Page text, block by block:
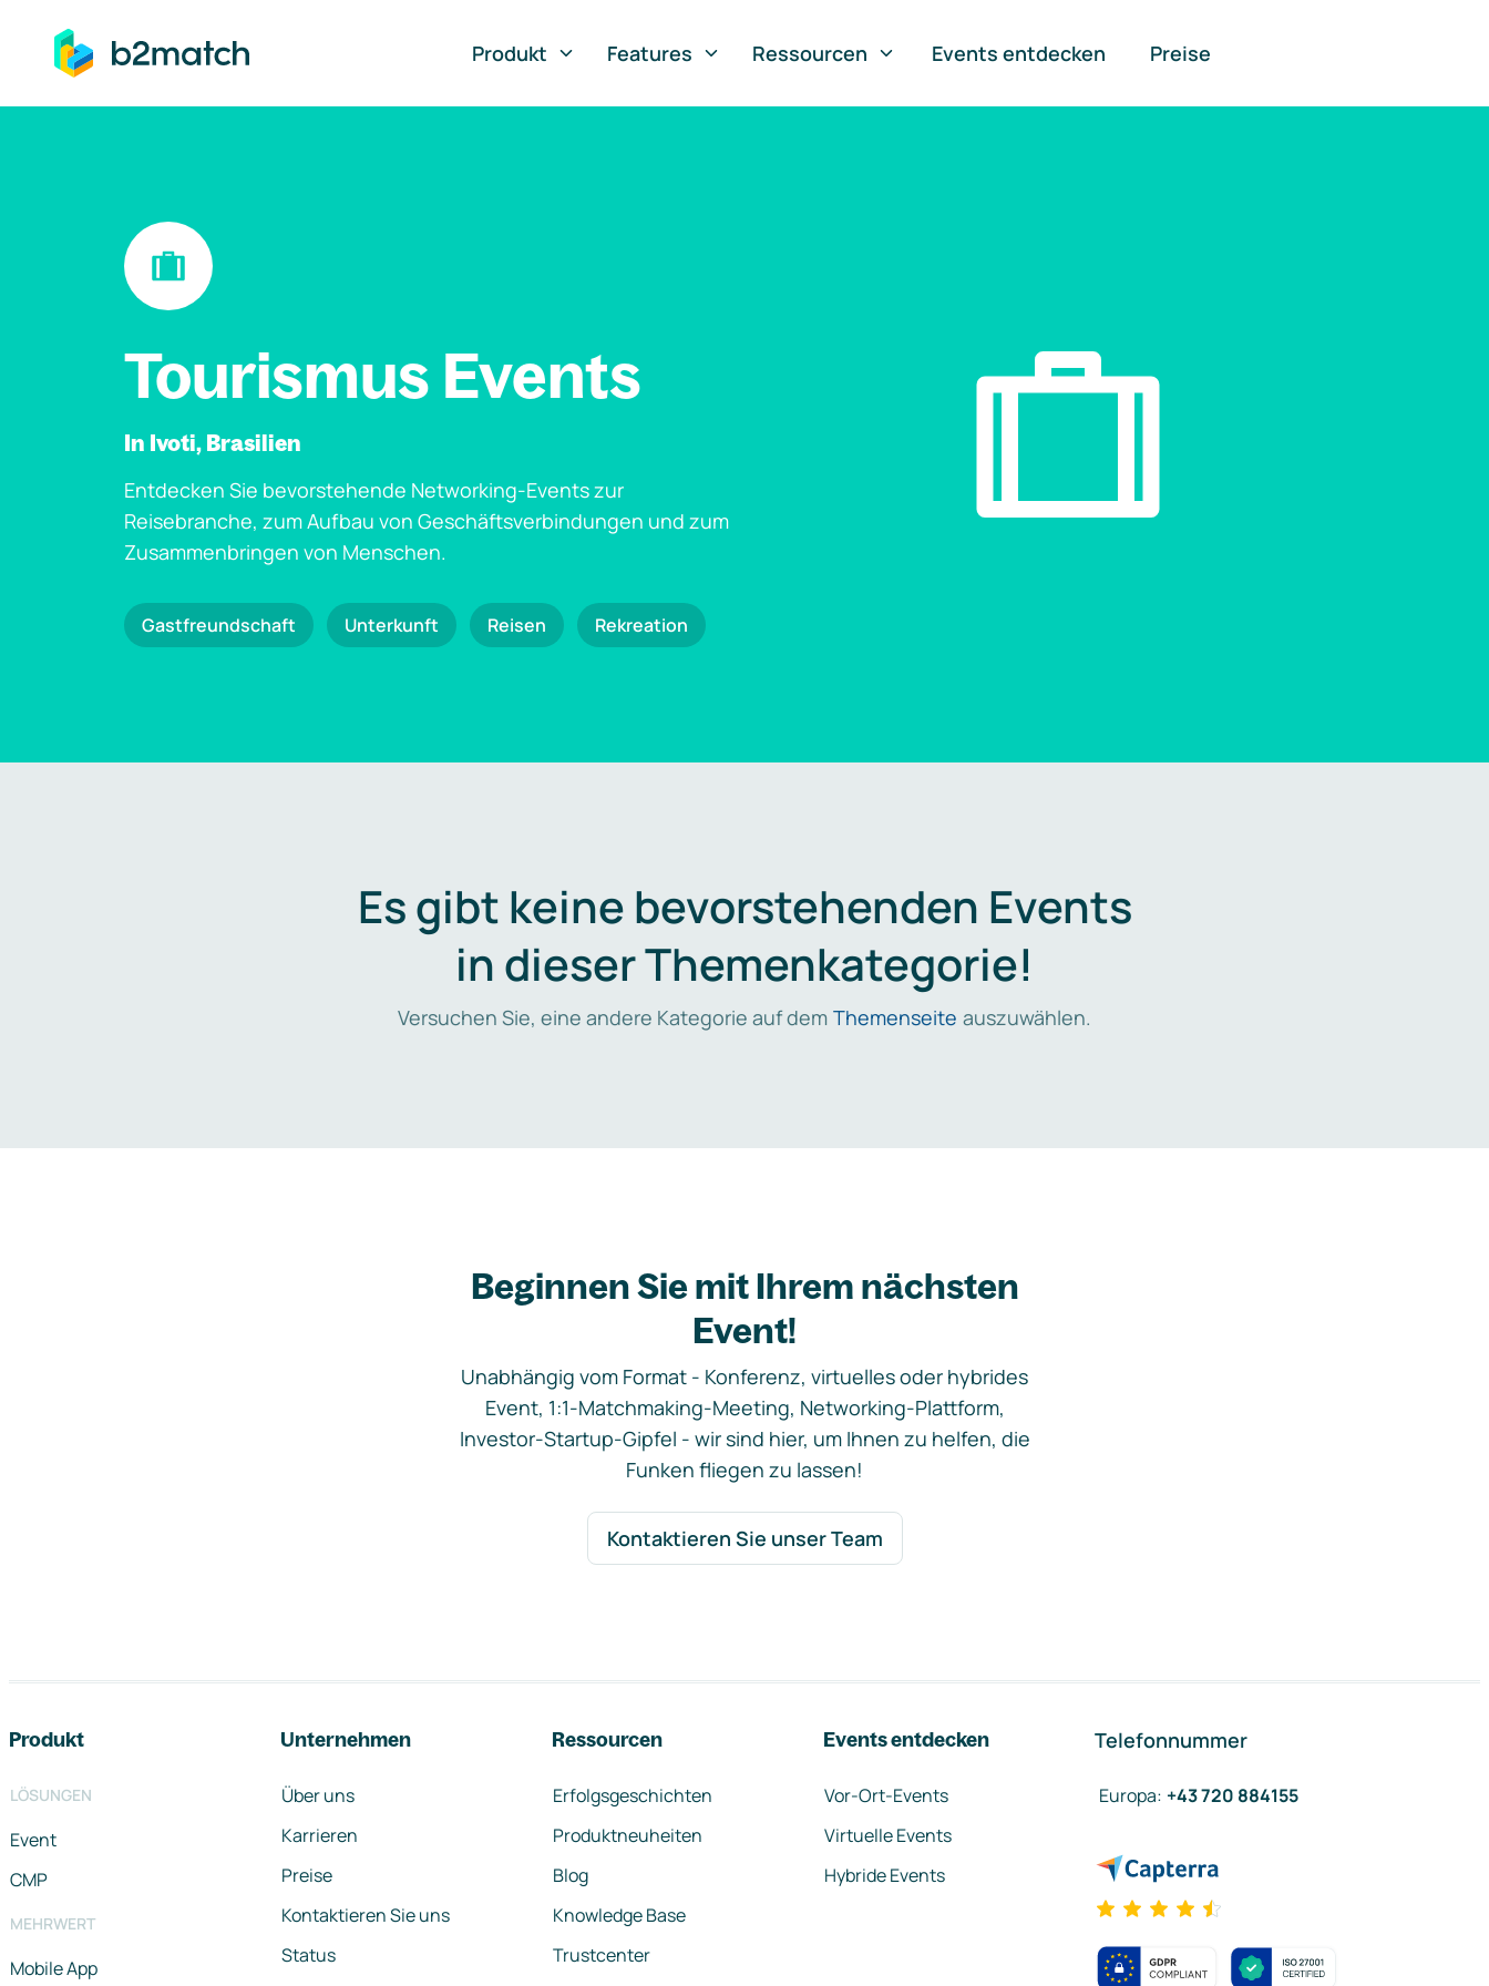
springen
Produkt
Features Ressourcen Events entdecken Preise
Tourismus Events
In Ivoti, Brasilien
Entdecken Sie bevorstehende Networking-Events zur
Reisebranche, zum Aufbau von Geschäftsverbindungen und zum
Zusammenbringen von Menschen.
Gastfreundschaft Unterkunft Reisen Rekreation
Es gibt keine bevorstehenden Events
in dieser Themenkategorie!
Versuchen Sie, eine andere Kategorie auf dem Themenseite auszuwählen.
Beginnen Sie mit Ihrem nächsten
Event!
Unabhängig vom Format - Konferenz, virtuelles oder hybrides
Event, 1:1-Matchmaking-Meeting, Networking-Plattform,
Investor-Startup-Gipfel - wir sind hier, um Ihnen zu helfen, die
Funken fliegen zu lassen!
Kontaktieren Sie unser Team
Produkt
LÖSUNGEN
Event
CMP
MEHRWERT
Mobile App
Unternehmen
Über uns
Karrieren
Preise
Kontaktieren Sie uns
Status
Ressourcen
Erfolgsgeschichten
Produktneuheiten
Blog
Knowledge Base
Trustcenter
Events entdecken
Vor-Ort-Events
Virtuelle Events
Hybride Events
Telefonnummer
Europa: +43 720 884155